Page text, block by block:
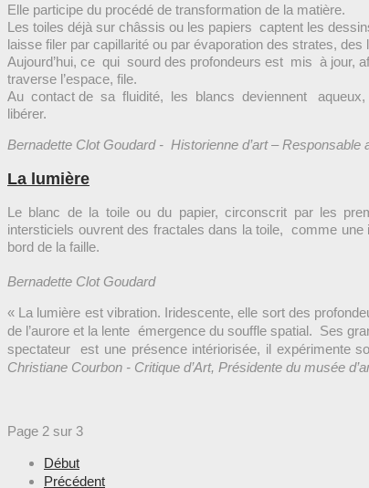
Elle participe du procédé de transformation de la matière.
Les toiles déjà sur châssis ou les papiers captent les
laisse filer par capillarité ou par évaporation des strates, des
Aujourd’hui, ce qui sourd des profondeurs est mis à jour,
traverse l’espace, file.
Au contact de sa fluidité, les blancs deviennent aqueux,
libérer.
Bernadette Clot Goudard - Historienne d’art –
La lumière
Le blanc de la toile ou du papier, circonscrit par les
intersticiels ouvrent des fractales dans la toile, comme une
bord de la faille.
Bernadette Clot Goudard
« La lumière est vibration. Iridescente, elle sort des
de l’aurore et la lente émergence du souffle spatial. Ses
spectateur est une présence intériorisée, il expérimente
Christiane Courbon - Critique d’Art, Présidente du musée
Page 2 sur 3
Début
Précédent